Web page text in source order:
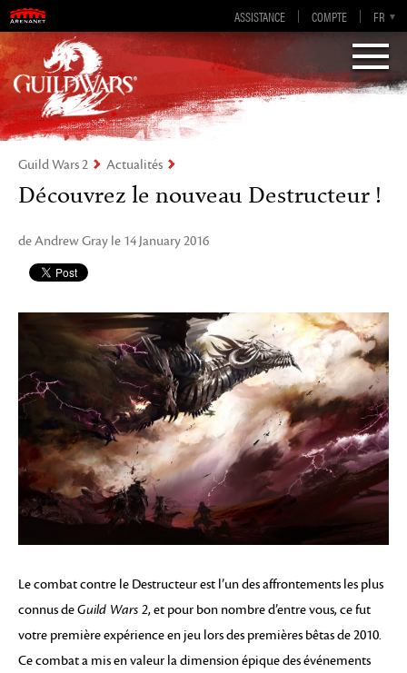
ASSISTANCE COMPTE FR
EN
DE
ES
EN-GB
Visions of Eternity
Guild Wars 2
Guild Wars 2 Actualités
Découvrez le nouveau Destructeur !
de Andrew Gray le 14 January 2016
Le combat contre le Destructeur est l’un des affrontements les plus
connus deGuild Wars 2, et pour bon nombre d’entre vous, ce fut
votre première expérience en jeu lors des premières bêtas de 2010.
Ce combat a mis en valeur la dimension épique des événements